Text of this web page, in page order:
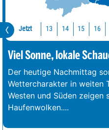
Jetzt 13 14 15 16
Viel Sonne, lokale
Der heutige Nachmittag
Wettercharakter in weiten
Westen und Süden
Haufenwolken....